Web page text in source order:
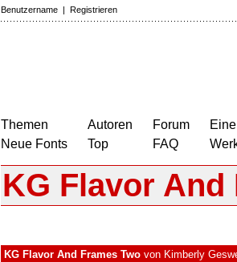
Benutzername | Registrieren
Themen
Neue Fonts
Autoren
Top
Forum
FAQ
KG Flavor And
KG Flavor And Frames Two von Kimberly